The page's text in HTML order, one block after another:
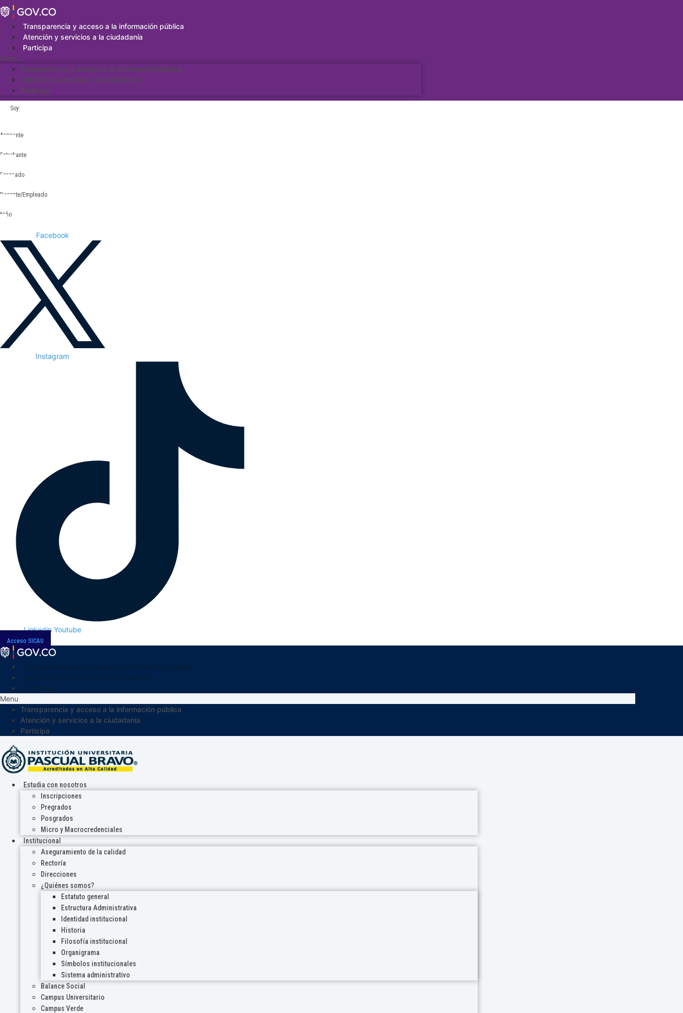
Saltar
al
contenidoTransparencia y acceso a la información pública
Atención y servicios a la ciudadanía
Participa
Menu
Transparencia y acceso a la información pública
Atención y servicios a la ciudadanía
Participa
Soy:
Aspirante
Estudiante
Egresado
Docente/Empleado
Niño
Facebook
Instagram
Linkedin Youtube
Acceso SICAU
Menu
Transparencia y acceso a la información pública
Atención y servicios a la ciudadanía
Participa
Estudia con nosotros
Inscripciones
Pregrados
Posgrados
Micro y Macrocredenciales
Institucional
Aseguramiento de la calidad
Rectoría
Direcciones
¿Quiénes somos?
Estatuto general
Estructura Administrativa
Identidad institucional
Historia
Filosofía institucional
Organigrama
Símbolos institucionales
Sistema administrativo
Balance Social
Campus Universitario
Campus Verde